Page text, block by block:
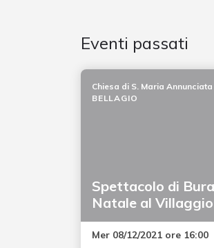
Eventi passati
Spettacolo di
Natale al
Chiesa di S. Maria Annunciata
BELLAGIO
Mer 08/12/2021 ore 16:00